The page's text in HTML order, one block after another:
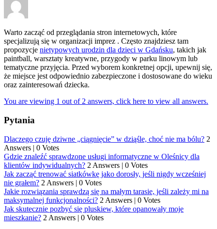
Warto zacząć od przeglądania stron internetowych, które
specjalizują się w organizacji imprez . Często znajdziesz tam
propozycje nietypowych urodzin dla dzieci w Gdańsku, takich jak
paintball, warsztaty kreatywne, przygody w parku linowym lub
tematyczne przyjęcia. Przed wyborem konkretnej opcji, upewnij się,
że miejsce jest odpowiednio zabezpieczone i dostosowane do wieku
oraz zainteresowań dziecka.
You are viewing 1 out of 2 answers, click here to view all answers.
Pytania
Dlaczego czuję dziwne „ciągnięcie” w dziąśle, choć nie ma bólu? 2
Answers | 0 Votes
Gdzie znaleźć sprawdzone usługi informatyczne w Oleśnicy dla
klientów indywidualnych? 2 Answers | 0 Votes
Jak zacząć trenować siatkówkę jako dorosły, jeśli nigdy wcześniej
nie grałem? 2 Answers | 0 Votes
Jakie rozwiązania sprawdzą się na małym tarasie, jeśli zależy mi na
maksymalnej funkcjonalności? 2 Answers | 0 Votes
Jak skutecznie pozbyć się pluskiew, które opanowały moje
mieszkanie? 2 Answers | 0 Votes